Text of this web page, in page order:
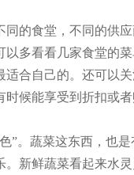
同的食堂，不同的供
以多看看几家食堂的
适合自己的。还可以
时候能享受到折扣或
”。蔬菜这东西，也
。新鲜蔬菜看起来水